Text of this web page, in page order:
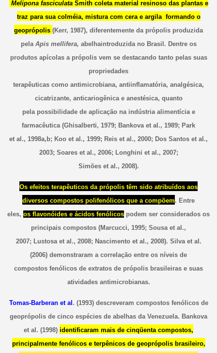
Melipona fasciculata Smith coleta material resinoso das plantas e
traz para sua colméia, mistura com cera e argila formando o
geoprópolis (Kerr, 1987), diferentemente da própolis produzida
pela Apis mellifera, abelhaintroduzida no Brasil. Dentre os
produtos apícolas a própolis vem se destacando tanto pelas suas
propriedades
terapêuticas como antimicrobiana, antiinflamatória, analgésica,
cicatrizante, anticariogênica e anestésica, quanto
pela possibilidade de aplicação na indústria alimentícia e
farmacêutica (Ghisalberti, 1979; Bankova et al., 1989; Park
et al., 1998a,b; Koo et al., 1999; Reis et al., 2000; Dos Santos et al.,
2003; Soares et al., 2006; Longhini et al., 2007;
Simões et al., 2008).
Os efeitos terapêuticos da própolis têm sido atribuídos aos
diversos compostos polifenólicos que a compõem. Entre
eles, os flavonóides e ácidos fenólicos podem ser considerados os
principais compostos (Marcucci, 1995; Sousa et al.,
2007; Lustosa et al., 2008; Nascimento et al., 2008). Silva et al.
(2006) demonstraram a correlação entre os níveis de
compostos fenólicos de extratos de própolis brasileiras e suas
atividades antimicrobianas.
Tomas-Barberan et al . (1993) descreveram compostos fenólicos de
geoprópolis de cinco espécies de abelhas da Venezuela. Bankova
et al. (1998) identificaram mais de cinqüenta compostos,
principalmente fenólicos e terpênicos de geoprópolis brasileiro,